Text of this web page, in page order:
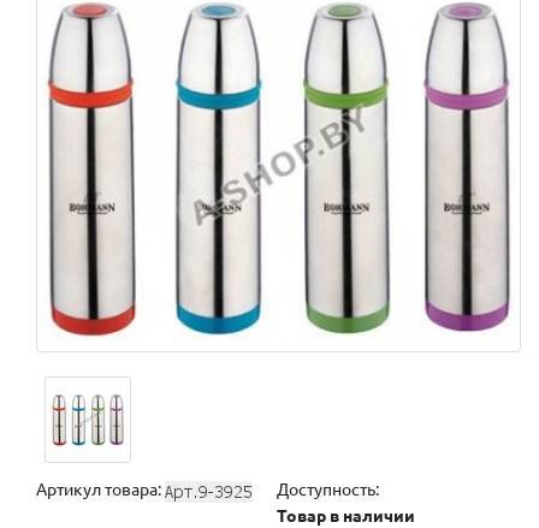
Артикул товара:
Доступность:
Товар в наличии